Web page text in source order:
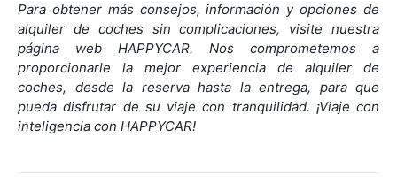
Para obtener más consejos, información y opciones de
alquiler de coches sin complicaciones, visite nuestra
página web HAPPYCAR. Nos comprometemos a
proporcionarle la mejor experiencia de alquiler de
coches, desde la reserva hasta la entrega, para que
pueda disfrutar de su viaje con tranquilidad. ¡Viaje con
inteligencia con HAPPYCAR!